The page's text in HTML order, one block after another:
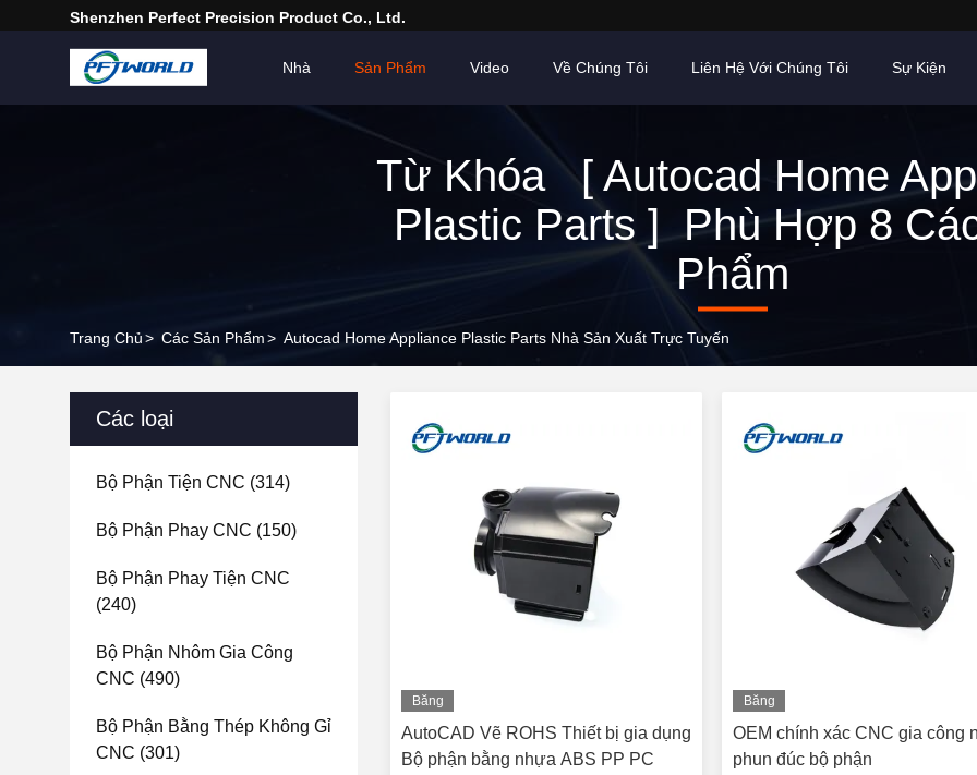
Shenzhen Perfect Precision Product Co., Ltd.
Nhà Sản Phẩm Video Về Chúng Tôi Liên Hệ Với Chúng Tôi Sự Kiện
Từ Khóa [ Autocad Home
Plastic Parts ] Phù Hợp 8
Phẩm
Trang Chủ> Các Sản Phẩm> Autocad Home Appliance Plastic Parts Nhà Sản Xuất Trực Tuyến
Các loại
Bộ Phận Tiện CNC (314)
Bộ Phận Phay CNC (150)
Bộ Phận Phay Tiện CNC
(240)
Bộ Phận Nhôm Gia Công
CNC (490)
Bộ Phận Bằng Thép Không Gỉ
CNC (301)
Băng
AutoCAD Vẽ ROHS Thiết bị gia dụng
Bộ phận bằng nhựa ABS PP PC
Băng
hình
OEM chính xác CNC gia công
phun đúc bộ phận